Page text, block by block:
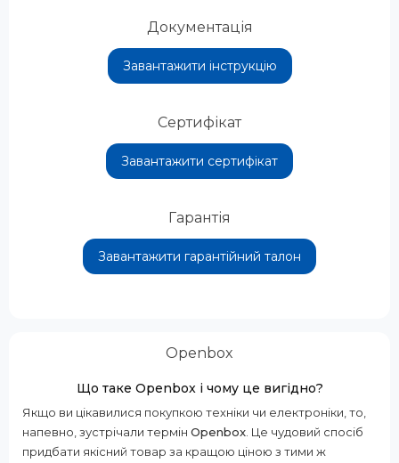
Документація
Завантажити інструкцію
Сертифікат
Завантажити сертифікат
Гарантія
Завантажити гарантійний талон
Openbox
Що таке Openbox і чому це вигідно?
Якщо ви цікавилися покупкою техніки чи електроніки, то,
напевно, зустрічали термін Openbox . Це чудовий спосіб
придбати якісний товар за кращою ціною з тими ж